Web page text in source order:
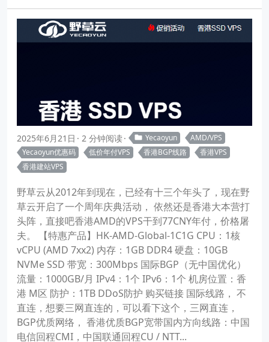
2025年6月21日 2 分钟阅读 Yecaoyun
AMD/VPS
Yecaoyun优惠码
低价年付VPS 香港BGP线路
香港VPS
香港建站VPS
野草云从2012年到现在，已经有十三个年头了，现在野
草云开启了一个周年庆典活动， 依然还是香港大本营打
头阵，直接吧香港AMD的VPS干到77CNY年付，价格屠
夫。 【特惠产品】HK-AMD-Global-1C1G CPU：1核
vCPU (AMD 7xx2) 内存：1GB DDR4 硬盘：10GB
NVMe SSD 带宽：300Mbps 国际BGP（无中国优化）
流量：1000GB/月 IPv4：1个 IPv6：1个 机房位置：香
港 M区 防护：1TB DDoS防护 购买链接 国际线路， 不
直连，想要三网直连的，可以看下这个，三网直连，
BGP优质网络， 香港优质BGP宽带国内方向线路：中国
电信回程CMI，中国联通回程CU / NTT...